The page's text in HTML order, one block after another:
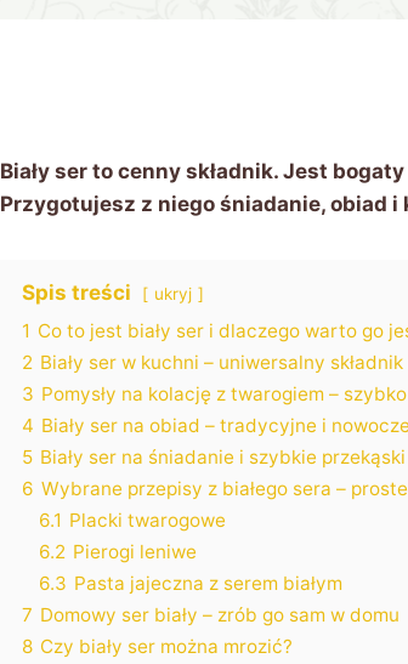
Biały ser to cenny składnik. Jest
Przygotujesz z niego śniadanie, obiad
Spis treści ukryj
1 Co to jest biały ser i dlaczego warto go
2 Biały ser w kuchni – uniwersalny
3 Pomysły na kolację z twarogiem –
4 Biały ser na obiad – tradycyjne i
5 Biały ser na śniadanie i szybkie przekąski
6 Wybrane przepisy z białego sera –
6.1 Placki twarogowe
6.2 Pierogi leniwe
6.3 Pasta jajeczna z serem białym
7 Domowy ser biały – zrób go sam w domu
8 Czy biały ser można mrozić?